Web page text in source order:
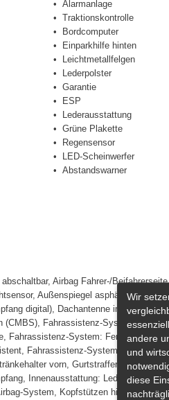
Alarmanlage
Traktionskontrolle
Bordcomputer
Einparkhilfe hinten
Leichtmetallfelgen
Lederpolster
Garantie
ESP
Lederausstattung
Grüne Plakette
Regensensor
LED-Scheinwerfer
Abstandswarner
Airbag Fahrer-/
Außenspiegel asphärisch,
digital), Dachantenne im
(CMBS), Fahrassistenz-System:
Fahrassistenz-System:
Fahrassistenz-System:
vorn, Gurtstraffer,
Innenausstattung: Leder,
System, Kopfstützen hinten (3-
Wir
andere
und
diese